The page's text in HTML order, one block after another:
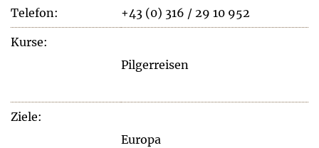
Telefon: +43 (0) 316 / 29 10 952
Kurse:
Pilgerreisen
Ziele:
Europa